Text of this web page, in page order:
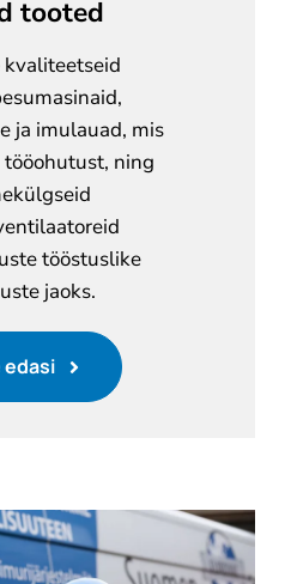
tooted
kvaliteetseid
ja imulauad, mis
ning
tööstuslike
jaoks.
edasi